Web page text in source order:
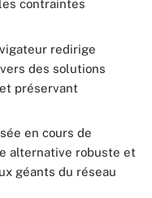
contraintes
redirige
des solutions
préservant
en cours de
alternative robuste et
géants du réseau